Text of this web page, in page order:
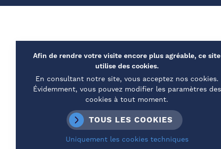
Afin de rendre votre visite encore plus agréable, ce site
utilise des cookies.
En consultant notre site, vous acceptez nos cookies.
Évidemment, vous pouvez modifier les paramètres des
cookies à tout moment.
TOUS LES COOKIES
Uniquement les cookies techniques